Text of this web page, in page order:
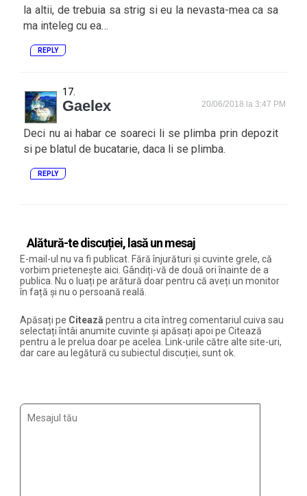
la altii, de trebuia sa strig si eu la nevasta-mea ca sa
ma inteleg cu ea…
REPLY
Gaelex 20/06/2018 la 3:47 PM
Deci nu ai habar ce soareci li se plimba prin depozit
si pe blatul de bucatarie, daca li se plimba.
REPLY
Alătură-te discuției, lasă un mesaj
E-mail-ul nu va fi publicat. Fără înjurături și cuvinte grele, că
vorbim prietenește aici. Gândiți-vă de două ori înainte de a
publica. Nu o luați pe arătură doar pentru că aveți un monitor
în față și nu o persoană reală.
Apăsați pe Citează pentru a cita întreg comentariul cuiva sau
selectați întâi anumite cuvinte și apăsați apoi pe Citează
pentru a le prelua doar pe acelea. Link-urile către alte site-uri,
dar care au legătură cu subiectul discuției, sunt ok.